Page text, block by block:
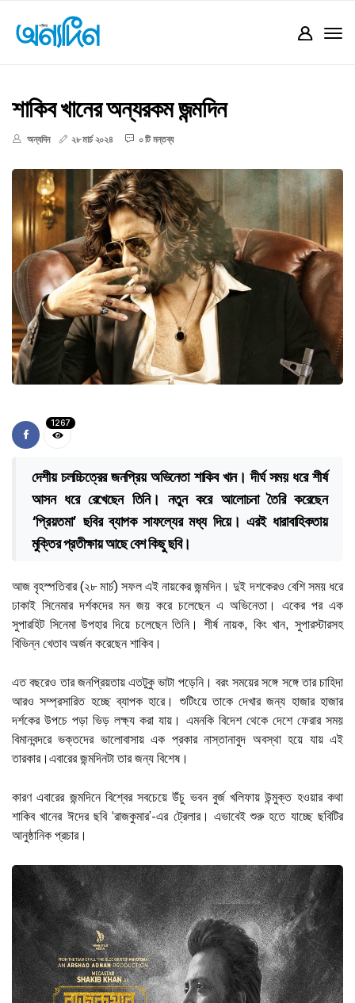
শাকিব খানের অন্যরকম জন্মদিন
অন্যদিন ২৮ মার্চ ২০২৪ ০ টি মন্তব্য
1267
দেশীয় চলচ্চিত্রের জনপ্রিয় অভিনেতা শাকিব খান। দীর্ঘ সময় ধরে শীর্ষ
আসন ধরে রেখেছেন তিনি। নতুন করে আলোচনা তৈরি করেছেন
‘প্রিয়তমা’ ছবির ব্যাপক সাফল্যের মধ্য দিয়ে। এরই ধারাবাহিকতায়
মুক্তির প্রতীক্ষায় আছে বেশ কিছু ছবি।
আজ বৃহস্পতিবার (২৮ মার্চ) সফল এই নায়কের জন্মদিন। দুই দশকেরও বেশি সময় ধরে
ঢাকাই সিনেমার দর্শকদের মন জয় করে চলেছেন এ অভিনেতা। একের পর এক
সুপারহিট সিনেমা উপহার দিয়ে চলেছেন তিনি। শীর্ষ নায়ক, কিং খান, সুপারস্টারসহ
বিভিন্ন খেতাব অর্জন করেছেন শাকিব।
এত বছরেও তার জনপ্রিয়তায় এতটুকু ভাটা পড়েনি। বরং সময়ের সঙ্গে সঙ্গে তার চাহিদা
আরও সম্প্রসারিত হচ্ছে ব্যাপক হারে। শুটিংয়ে তাকে দেখার জন্য হাজার হাজার
দর্শকের উপচে পড়া ভিড় লক্ষ্য করা যায়। এমনকি বিদেশ থেকে দেশে ফেরার সময়
বিমানবন্দরে ভক্তদের ভালোবাসায় এক প্রকার নাস্তানাবুদ অবস্থা হয়ে যায় এই
তারকার।এবারের জন্মদিনটা তার জন্য বিশেষ।
কারণ এবারের জন্মদিনে বিশ্বের সবচেয়ে উঁচু ভবন বুর্জ খলিফায় উন্মুক্ত হওয়ার কথা
শাকিব খানের ঈদের ছবি ‘রাজকুমার’-এর ট্রেলার। এভাবেই শুরু হতে যাচ্ছে ছবিটির
আনুষ্ঠানিক প্রচার।